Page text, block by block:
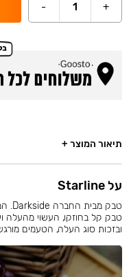
+
1
-
תיאור המוצר +
על Starline
טבק קל בחוזקו, העשוי מהעלה
ובזכות סוג העלה, הטעמים